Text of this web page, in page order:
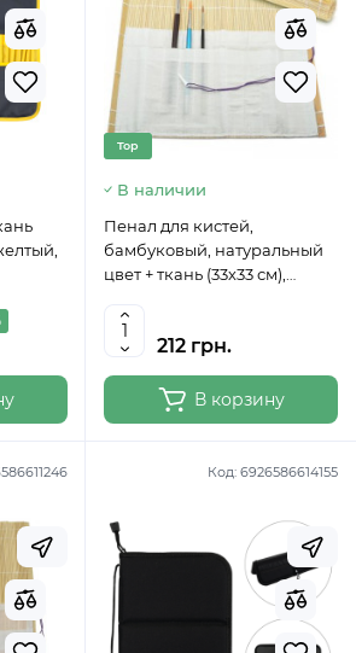
Top
В наличии
Пенал для кистей,
бамбуковый, натуральный
цвет + ткань (33х33 см),
212 грн.
В корзину
Код: 6926586614155